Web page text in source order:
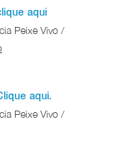
aqui
Peixe Vivo /
aqui.
Peixe Vivo /